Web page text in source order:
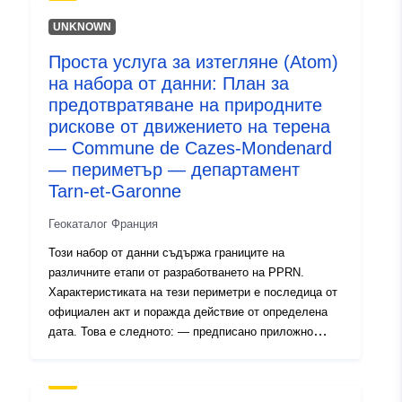
регулиран от одобрената RPP. Този одобрен
PPRN и PM3 за PPRT); — обхват на проучването,
който съответства на плика, в който са проучени
опасностите.
UNKNOWN
Проста услуга за изтегляне (Atom)
на набора от данни: План за
предотвратяване на природните
рискове от движението на терена
— Commune de Cazes-Mondenard
— периметър — департамент
Tarn-et-Garonne
Геокаталог Франция
Този набор от данни съдържа границите на
различните етапи от разработването на PPRN.
Характеристиката на тези периметри е последица от
официален акт и поражда действие от определена
дата. Това е следното: — предписано приложно
рисковата експозиция, който съответства на обхвата,